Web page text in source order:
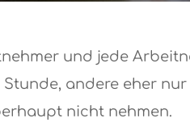
und jede
andere eher
nicht nehmen.